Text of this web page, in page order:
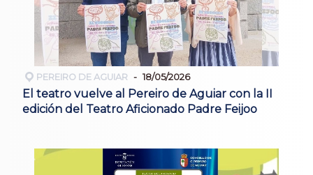
PEREIRO DE AGUIAR 18/05/2026
El teatro vuelve al Pereiro de Aguiar con la II
edición del Teatro Aficionado Padre Feijoo